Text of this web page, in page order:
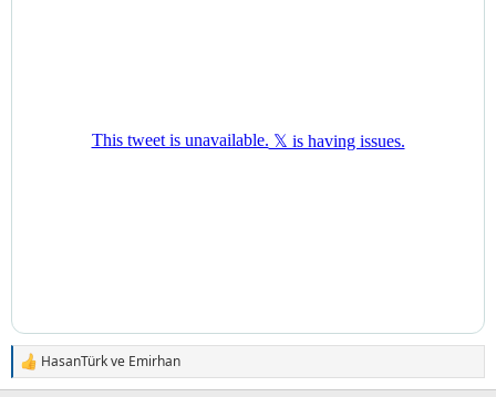
T
e
HasanTürkve Emirhan